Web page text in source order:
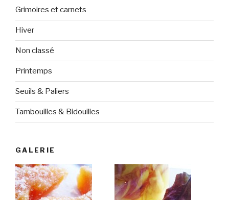
Grimoires et carnets
Hiver
Non classé
Printemps
Seuils & Paliers
Tambouilles & Bidouilles
GALERIE